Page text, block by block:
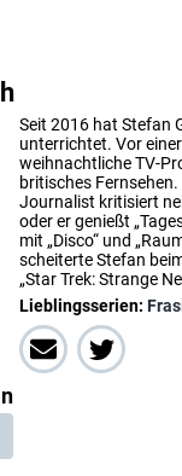
Seit 2016 hat Stefan
unterrichtet. Vor
weihnachtliche TV-
britisches
Journalist kritisiert
oder er genießt
mit „Disco“ und
scheiterte Stefan
„Star Trek: Strange
Lieblingsserien: